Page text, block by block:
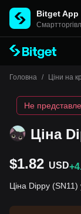
Bitget App
Головна / Ціни на
Ціна
Не
$1.82 USD
Ціна Dippy